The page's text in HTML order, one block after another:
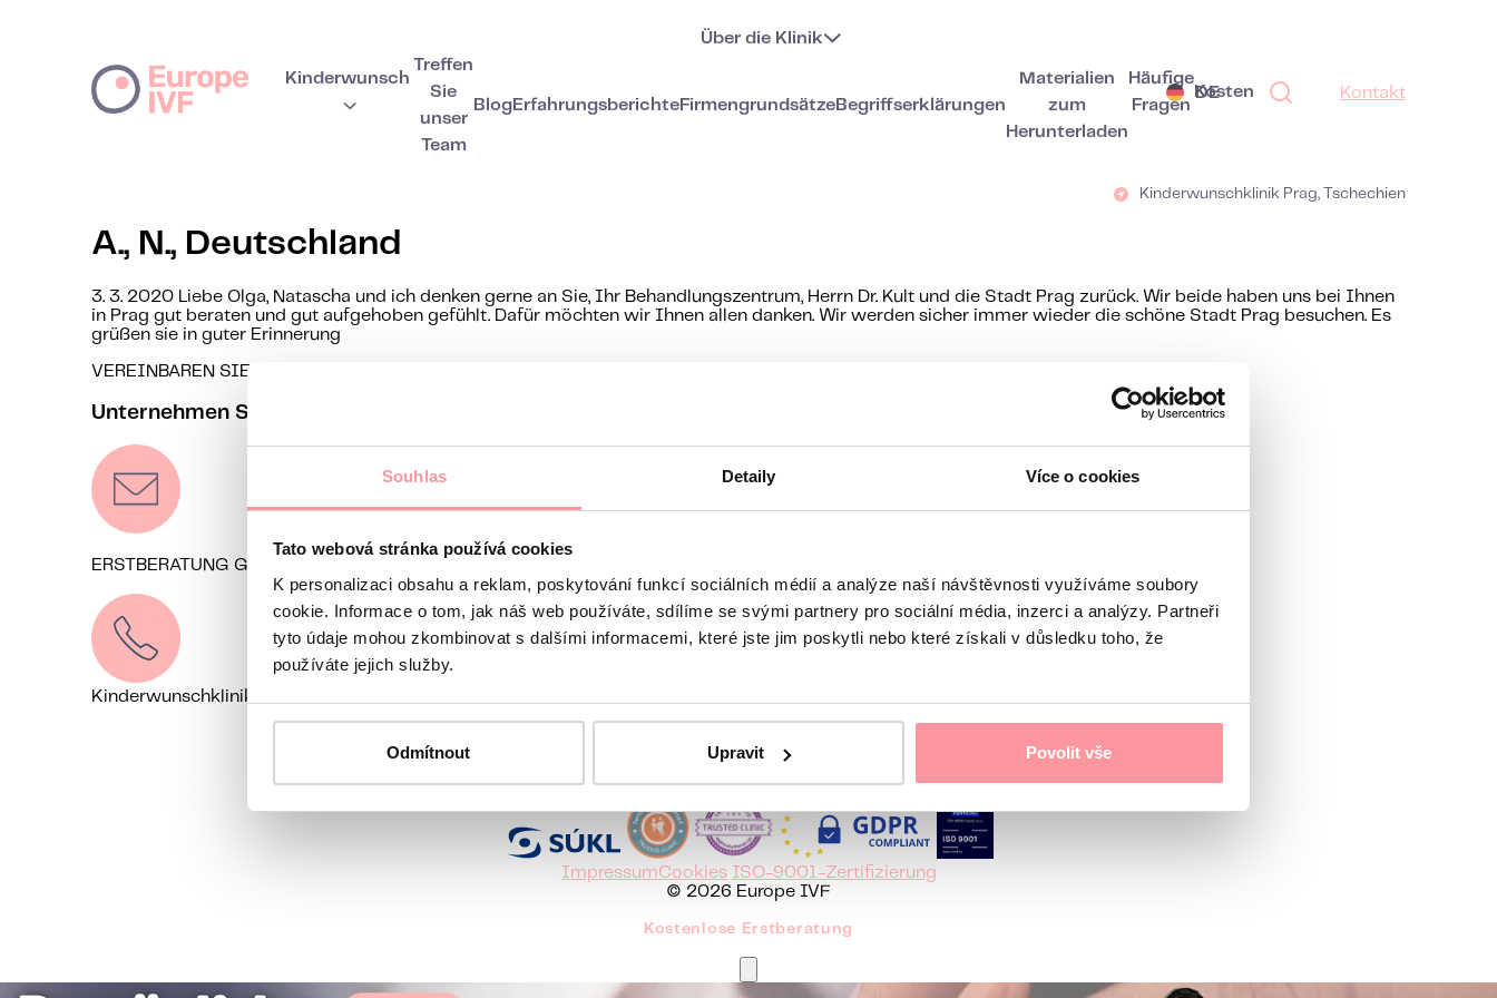
Souhlas Detaily Více o cookies
Tato webová stránka používá cookies
K personalizaci obsahu a reklam, poskytování funkcí sociálních médií a analýze naší návštěvnosti využíváme soubory
cookie. Informace o tom, jak náš web používáte, sdílíme se svými partnery pro sociální média, inzerci a analýzy. Partneři
tyto údaje mohou zkombinovat s dalšími informacemi, které jste jim poskytli nebo které získali v důsledku toho, že
používáte jejich služby.
Odmítnout Upravit Povolit vše
Kinderwunsch
Über die Klinik
Treffen
Sie
unser
Team
Blog Erfahrungsberichte Firmengrundsätze Begriffserklärungen
Materialien
zum
Herunterladen
Häufige
Fragen
Kosten
DE Kontakt
Kinderwunschklinik Prag, Tschechien
A., N., Deutschland
3. 3. 2020 Liebe Olga, Natascha und ich denken gerne an Sie, Ihr Behandlungszentrum, Herrn Dr. Kult und die Stadt Prag zurück. Wir beide haben uns bei Ihnen
in Prag gut beraten und gut aufgehoben gefühlt. Dafür möchten wir Ihnen allen danken. Wir werden sicher immer wieder die schöne Stadt Prag besuchen. Es
grüßen sie in guter Erinnerung
VEREINBAREN SIE IHRE ERSTBERATUNG
Unternehmen Sie den ersten Schritt zur Behandlung der Unfruchtbarkeit
ERSTBERATUNG GRATIS
Kinderwunschklinik Prag, Tschechien
Česky English Hrvatski Italiano Srpski Русский Română
ImpressumCookies ISO-9001-Zertifizierung
© 2026 Europe IVF
Kostenlose Erstberatung